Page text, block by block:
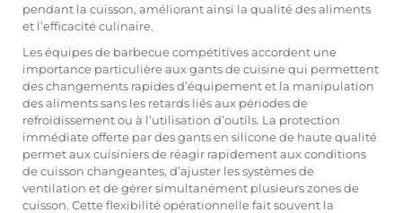
pendant la cuisson, améliorant ainsi la qualité des aliments
et l’efficacité culinaire.
Les équipes de barbecue compétitives accordent une
importance particulière aux gants de cuisine qui permettent
des changements rapides d’équipement et la manipulation
des aliments sans les retards liés aux périodes de
refroidissement ou à l’utilisation d’outils. La protection
immédiate offerte par des gants en silicone de haute qualité
permet aux cuisiniers de réagir rapidement aux conditions
de cuisson changeantes, d’ajuster les systèmes de
ventilation et de gérer simultanément plusieurs zones de
cuisson. Cette flexibilité opérationnelle fait souvent la